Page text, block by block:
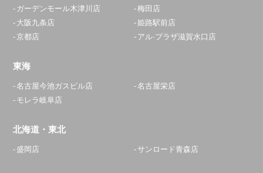
ガーデンモール木津川店
梅田店
大阪九条店
姫路駅前店
京都店
アル·プラザ滋賀水口店
東海
名古屋今池ガスビル店
名古屋栄店
モレラ岐阜店
北海道・東北
盛岡店 サンロード青森店